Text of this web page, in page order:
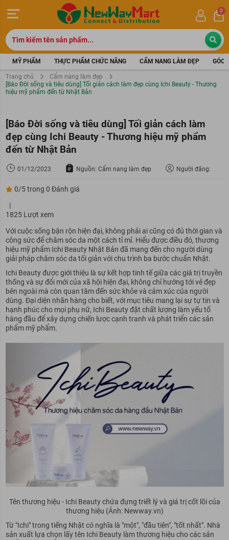
0
MỸ PHẨM THỰC PHẨM CHỨC NĂNG CẨM NANG LÀM ĐẸP GÓC
Trang chủ
Cẩm nang làm đẹp
[Báo Đời sống và tiêu dùng] Tối giản cách làm đẹp cùng Ichi Beauty - Thương
hiệu mỹ phẩm đến từ Nhật Bản
[Báo Đời sống và tiêu dùng] Tối giản cách làm
đẹp cùng Ichi Beauty - Thương hiệu mỹ phẩm
đến từ Nhật Bản
01/12/2023 Nguồn: Cẩm nang làm đẹp Người đăng:
0/5 trong 0 Đánh giá
|
1825 Lượt xem
Với cuộc sống bận rộn hiện đại, không phải ai cũng có đủ thời gian và
công sức để chăm sóc da một cách tỉ mỉ. Hiểu được điều đó, thương
hiệu mỹ phẩm Ichi Beauty Nhật Bản đã mang đến cho người dùng
giải pháp chăm sóc da tối giản với chu trình ba bước chuẩn Nhật.
Ichi Beauty được giới thiệu là sự kết hợp tinh tế giữa các giá trị truyền
thống và sự đổi mới của xã hội hiện đại, không chỉ hướng tới vẻ đẹp
bên ngoài mà còn quan tâm đến sức khỏe và cảm xúc của người
dùng. Đại diện nhãn hàng cho biết, với mục tiêu mang lại sự tự tin và
hạnh phúc cho mọi phụ nữ, Ichi Beauty đặt chất lượng làm yếu tố
hàng đầu để xây dựng chiến lược cạnh tranh và phát triển các sản
phẩm mỹ phẩm.
Tên thương hiệu - Ichi Beauty chứa đựng triết lý và giá trị cốt lõi của
thương hiệu (Ảnh: Newway.vn)
Từ "Ichi" trong tiếng Nhật có nghĩa là "một", "đầu tiên", "tốt nhất". Nhà
sản xuất lựa chọn lấy tên Ichi Beauty làm thương hiệu cho các sản